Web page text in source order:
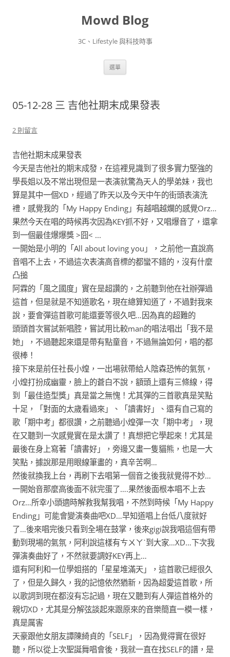
Mowd Blog
3C、Lifestyle 與科技時事
選單
容
05-12-28 三 吉他社期末成果發表
2 則留言
吉他社期末成果發表
今天是吉他社的期末成發，在這裡見識到了很多實力堅強的
學長姐以及不常出現但是一表演就驚為天人的學弟妹，我也
算是其中一個XD，經過了昨天以及今天中午的街頭表演洗
禮，感覺我的「My Happy Ending」有越唱越爛的感覺Orz…
果然今天在唱的時候再次因為KEY抓不好，又唱爆音了，還拿
到一個最佳爆爆獎 >囧< ...
一開始是小明的「All about loving you」，之前他一直說高
音唱不上去，不過這次表演高音標的都蠻不錯的，沒有什麼
凸搥
阿霖的「風之國度」實在是超讚的，之前聽到他在社辦彈過
這首，但是就是不知道歌名，現在總算知道了，不過對我來
說，要會彈這首歌可能還要等很久吧…因為真的超難的
頭頭首次嘗試新唱腔，嘗試用比較man的唱法唱出「我不是
她」，不過聽起來還是帶有點童音，不過無論如何，唱的都
很棒！
接下來是前任社長小煌，一出場就帶給人陰森恐怖的氣氛，
小煌打扮成幽靈，臉上的蒼白不說，額頭上還有三條線，得
到「最佳造型獎」真是當之無愧！尤其彈的三首歌真是笑點
十足，「對面的太歲看過來」、「讀書好」、還有自己寫的
歌「期中考」都很讚，之前聽過小煌彈一次「期中考」，現
在又聽到一次感覺實在是太讚了！真想把它學起來！尤其是
最後在身上寫著「讀書好」，旁邊又畫一隻貓熊，也是一大
笑點，據說那是用眼線筆畫的，真辛苦啊…
然後就換我上台，再刷下去唱第一個音之後我就覺得不妙…
一開始音那麼高後面不就完蛋了….果然後面根本唱不上去
Orz…所幸小頭適時解救我幫我唱，不然到時候「My Happy
Ending」可能會變演奏曲吧XD…早知道唱上台低八度就好
了…後來唱完後只看到全場在鼓掌，後來gigi說我唱這個有帶
動到現場的氣氛，阿利說這樣有ㄘㄨㄚˋ到大家…XD…下次我
彈演奏曲好了，不然就要調好KEY再上…
還有阿利和一位學姐搭的「星星堆滿天」，這首歌已經很久
了，但是久歸久，我的記憶依然猶新，因為超愛這首歌，所
以歌詞到現在都沒有忘記過，現在又聽到有人彈這首格外的
親切XD，尤其是分解弦談起來跟原來的音樂簡直一模一樣，
真是厲害
天豪跟他女朋友譚陳綺貞的「SELF」，因為覺得實在很好
聽，所以從上次聖誕舞唱會後，我就一直在找SELF的譜，是